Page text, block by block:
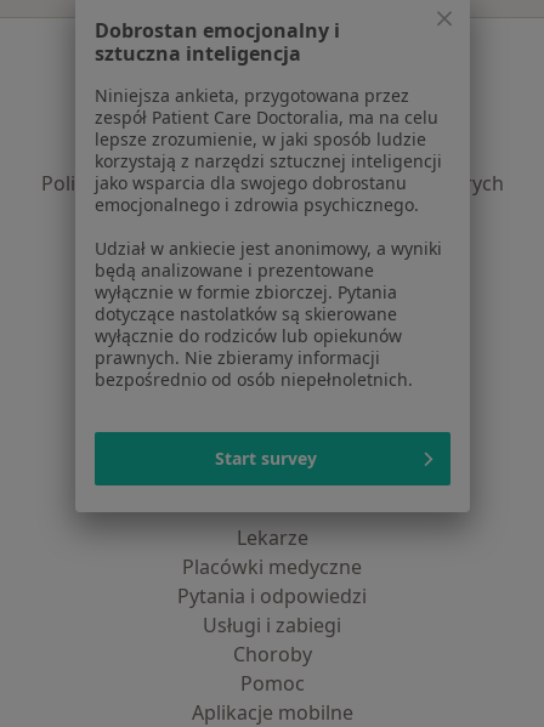
Serwis
Regulamin
Polityka prywatności pacjentów
Polityka prywatności profesjonalistów
Polityka prywatności dla profesjonalistów, których
dane pozyskaliśmy samodzielnie
Polityka cookies
Jak działają wyniki wyszukiwania
Dostępność
O nas
Praca Rekrutujemy!
Partnerzy
Dla pacjentów
Lekarze
Placówki medyczne
Pytania i odpowiedzi
Usługi i zabiegi
Choroby
Pomoc
Aplikacje mobilne
Dobrostan emocjonalny i
sztuczna inteligencja
Niniejsza ankieta, przygotowana przez
zespół Patient Care Doctoralia, ma na celu
lepsze zrozumienie, w jaki sposób ludzie
korzystają z narzędzi sztucznej inteligencji
jako wsparcia dla swojego dobrostanu
emocjonalnego i zdrowia psychicznego.
Udział w ankiecie jest anonimowy, a wyniki
będą analizowane i prezentowane
wyłącznie w formie zbiorczej. Pytania
dotyczące nastolatków są skierowane
wyłącznie do rodziców lub opiekunów
prawnych. Nie zbieramy informacji
bezpośrednio od osób niepełnoletnich.
Start survey